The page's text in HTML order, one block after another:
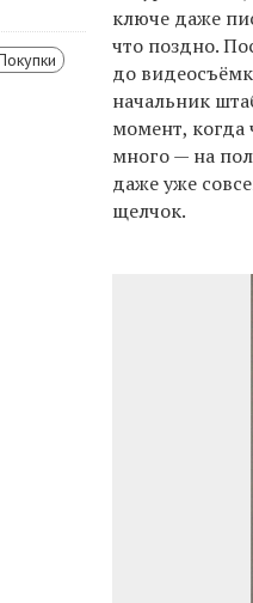
ключе даже
что поздно.
до
начальник
момент, когда
много — на
даже уже
щелчок.